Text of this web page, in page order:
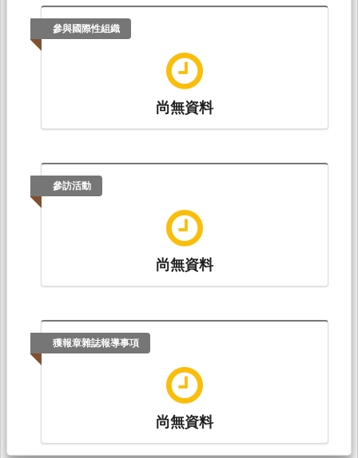
參與國際性組織
尚無資料
參訪活動
尚無資料
獲報章雜誌報導事項
尚無資料